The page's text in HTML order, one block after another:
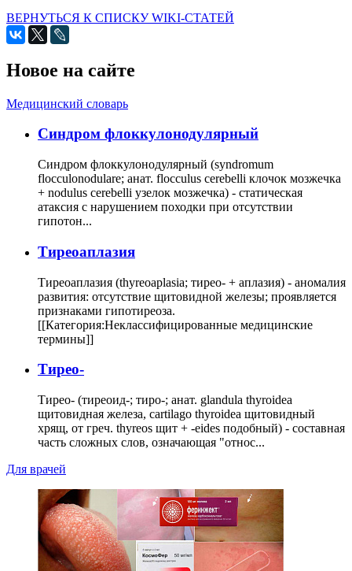
ВЕРНУТЬСЯ К СПИСКУ WIKI-СТАТЕЙ
Новое на сайте
Медицинский словарь
Cиндром флоккулонодулярный
Синдром флоккулонодулярный (syndromum
flocculonodulare; анат. flocculus cerebelli клочок мозжечка
+ nodulus cerebelli узелок мозжечка) - статическая
атаксия с нарушением походки при отсутствии
гипотон...
Тиреоаплазия
Тиреоаплазия (thyreoaplasia; тирео- + аплазия) - аномалия
развития: отсутствие щитовидной железы; проявляется
признаками гипотиреоза.
[[Категория:Неклассифицированные медицинские
термины]]
Тирео-
Тирео- (тиреоид-; тиро-; анат. glandula thyroidea
щитовидная железа, cartilago thyroidea щитовидный
хрящ, от греч. thyreos щит + -eides подобный) - составная
часть сложных слов, означающая "относ...
Для врачей